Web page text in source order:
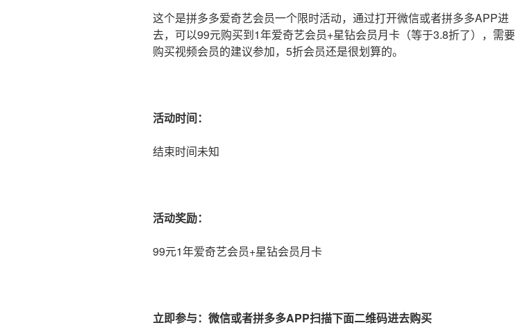
这个是拼多多爱奇艺会员一个限时活动，通过打开微信或者拼多多APP进
去，可以99元购买到1年爱奇艺会员+星钻会员月卡（等于3.8折了），需要
购买视频会员的建议参加，5折会员还是很划算的。
活动时间：
结束时间未知
活动奖励：
99元1年爱奇艺会员+星钻会员月卡
立即参与：微信或者拼多多APP扫描下面二维码进去购买